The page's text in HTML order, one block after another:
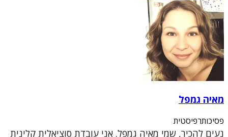
מאיה גמפל
פסיכותרפיסטית
נעים להכיר, שמי מאיה גמפל. אני עובדת סוציאלית קלינית